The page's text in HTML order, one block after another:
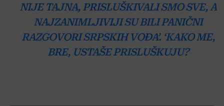
NIJE TAJNA, PRISLUŠKIVALI SMO SVE, A
NAJZANIMLJIVIJI SU BILI PANIČNI
RAZGOVORI SRPSKIH VOĐA’. ‘KAKO ME,
BRE, USTAŠE PRISLUŠKUJU?